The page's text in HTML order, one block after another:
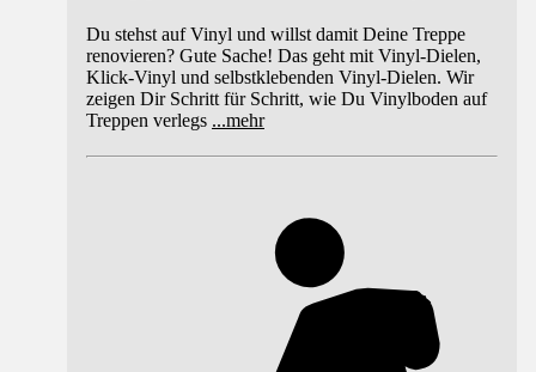
Du stehst auf Vinyl und willst damit Deine Treppe
renovieren? Gute Sache! Das geht mit Vinyl-Dielen,
Klick-Vinyl und selbstklebenden Vinyl-Dielen. Wir
zeigen Dir Schritt für Schritt, wie Du Vinylboden auf
Treppen verlegs ...mehr